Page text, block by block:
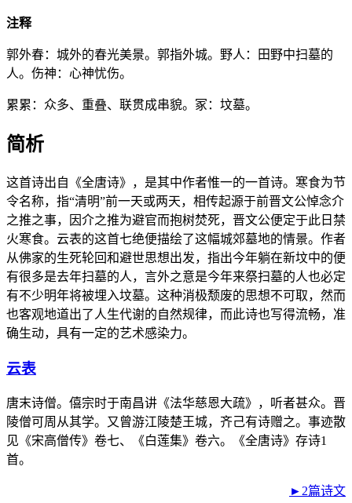
注释
郭外春：城外的春光美景。郭指外城。野人：田野中扫墓的
人。伤神：心神忧伤。
累累：众多、重叠、联贯成串貌。冢：坟墓。
简析
这首诗出自《全唐诗》，是其中作者惟一的一首诗。寒食为节
令名称，指“清明”前一天或两天，相传起源于前晋文公悼念介
之推之事，因介之推为避官而抱树焚死，晋文公便定于此日禁
火寒食。云表的这首七绝便描绘了这幅城郊墓地的情景。作者
从佛家的生死轮回和避世思想出发，指出今年躺在新坟中的便
有很多是去年扫墓的人，言外之意是今年来祭扫墓的人也必定
有不少明年将被埋入坟墓。这种消极颓废的思想不可取，然而
也客观地道出了人生代谢的自然规律，而此诗也写得流畅，准
确生动，具有一定的艺术感染力。
云表
唐末诗僧。僖宗时于南昌讲《法华慈恩大疏》，听者甚众。晋
陵僧可周从其学。又曾游江陵楚王城，齐己有诗赠之。事迹散
见《宋高僧传》卷七、《白莲集》卷六。《全唐诗》存诗1
首。
►2篇诗文